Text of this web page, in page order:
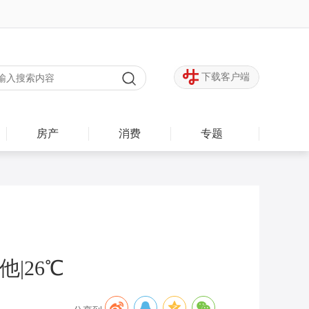
下载客户端
房产 消费 专题
|26℃